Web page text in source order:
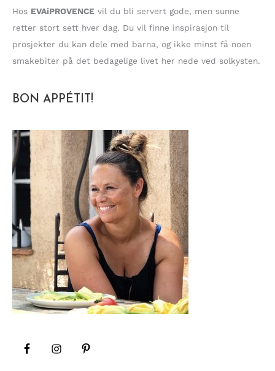
Hos EVAiPROVENCE vil du bli servert gode, men sunne
retter stort sett hver dag. Du vil finne inspirasjon til
prosjekter du kan dele med barna, og ikke minst få noen
smakebiter på det bedagelige livet her nede ved solkysten.
BON APPÉTIT!